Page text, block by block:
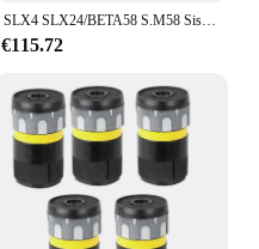
SLX4 SLX24/BETA58 S.M58 Sistema de micrófono inalámbrico UHF con auriculares de mano y micrófono Lavalier
€115.72